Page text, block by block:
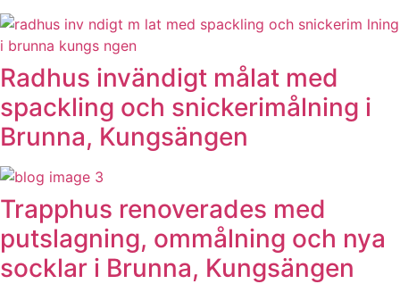
Radhus invändigt målat med
spackling och snickerimålning i
Brunna, Kungsängen
Trapphus renoverades med
putslagning, ommålning och nya
socklar i Brunna, Kungsängen